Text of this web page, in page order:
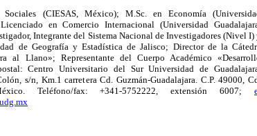
(CIESAS, México); M.Sc. en Economía
en Comercio Internacional (Universidad
Integrante del Sistema Nacional de Investigadores (Nivel I)
de Geografía y Estadística de Jalisco; Director de la
al Llano»; Representante del Cuerpo Académico
Centro Universitario del Sur Universidad de
s/n, Km.1 carretera Cd. Guzmán-Guadalajara. C.P. 49000,
Teléfono/fax: +341-5752222, extensión 6007;